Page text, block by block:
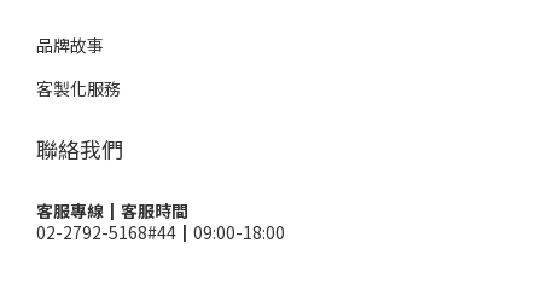
品牌故事
客製化服務
聯絡我們
客服專線┃客服時間
02-2792-5168#44┃09:00-18:00